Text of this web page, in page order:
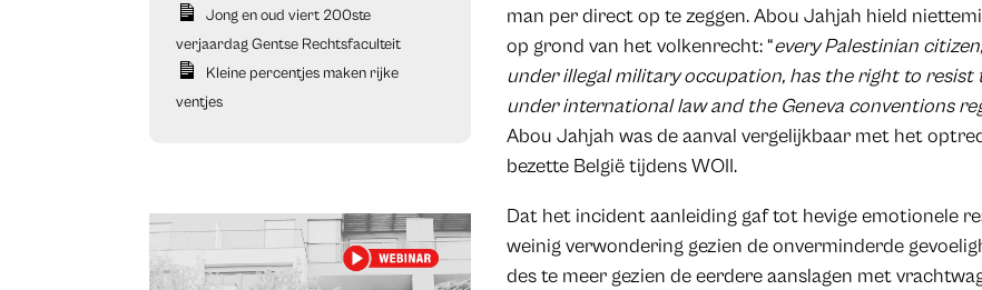
Jong en oud viert 200ste
verjaardag Gentse Rechtsfaculteit
Kleine percentjes maken rijke
ventjes
man per direct op te zeggen. Abou Jahjah hield
op grond van het volkenrecht: “every Palestinian
under illegal military occupation, has the right to
under international law and the Geneva conventions
Abou Jahjah was de aanval vergelijkbaar met het
bezette België tijdens WOII.
Dat het incident aanleiding gaf tot hevige emotionele
weinig verwondering gezien de onverminderde
des te meer gezien de eerdere aanslagen met